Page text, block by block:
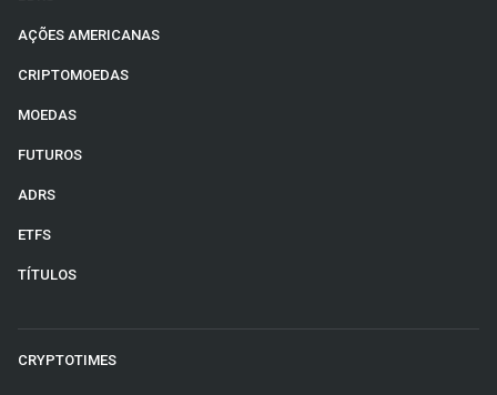
AÇÕES AMERICANAS
CRIPTOMOEDAS
MOEDAS
FUTUROS
ADRS
ETFS
TÍTULOS
CRYPTOTIMES